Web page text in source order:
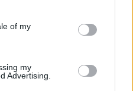
of my
my
Advertising.